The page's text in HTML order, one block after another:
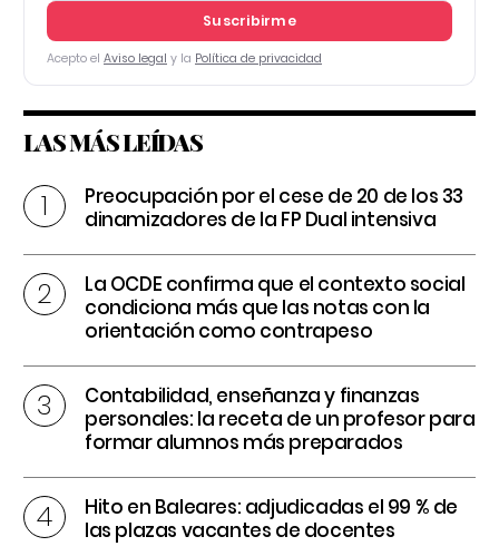
Suscribirme
Acepto el Aviso legal y la Política de privacidad
LAS MÁS LEÍDAS
Preocupación por el cese de 20 de los 33
dinamizadores de la FP Dual intensiva
La OCDE confirma que el contexto social
condiciona más que las notas con la
orientación como contrapeso
Contabilidad, enseñanza y finanzas
personales: la receta de un profesor para
formar alumnos más preparados
Hito en Baleares: adjudicadas el 99 % de
las plazas vacantes de docentes